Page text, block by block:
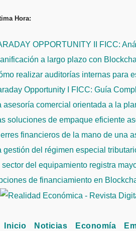
al
Hora:
OPPORTUNITY II FICC:
a largo plazo con
realizar auditorías internas para
Opportunity I FICC: Guía
asesoría comercial orientada a la
soluciones de empaque eficiente
financieros de la mano de una
gestión del régimen especial
sector del equipamiento registra
de financiamiento en
Inicio Noticias Economía